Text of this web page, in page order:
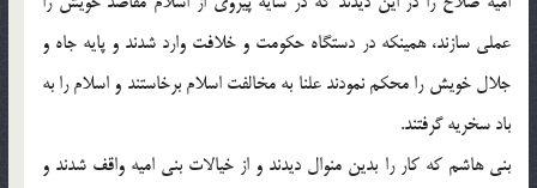
عملى سازند، همينكه در دستگاه حكومت و خلافت وارد شدند و پايه جاه و
جلال خويش را محكم نمودند علنا به مخالفت اسلام برخاستند و اسلام را به
باد سخريه گرفتند.
بنى هاشم كه كار را بدين منوال ديدند و از خيالات بنى اميه واقف شدند و